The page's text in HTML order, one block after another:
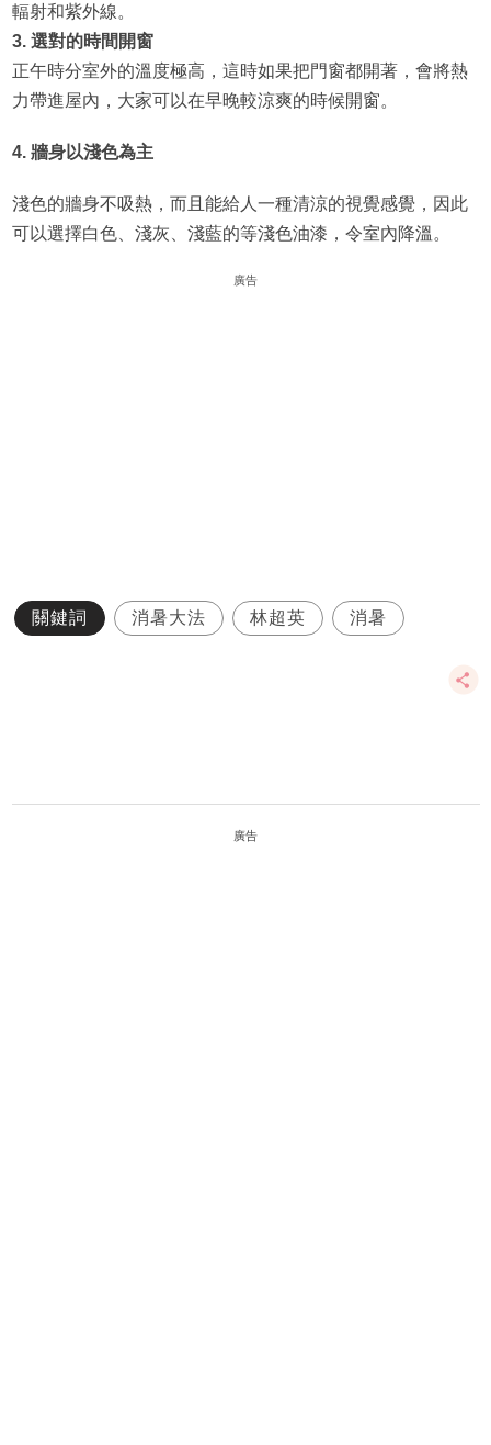
輻射和紫外線。
3. 選對的時間開窗
正午時分室外的溫度極高，這時如果把門窗都開著，會將熱
力帶進屋內，大家可以在早晚較涼爽的時候開窗。
4. 牆身以淺色為主
淺色的牆身不吸熱，而且能給人一種清涼的視覺感覺，因此
可以選擇白色、淺灰、淺藍的等淺色油漆，令室內降溫。
廣告
關鍵詞 消暑大法 林超英 消暑
廣告